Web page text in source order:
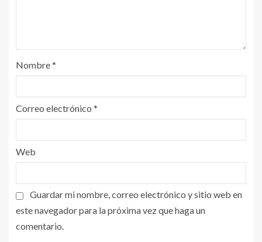
Nombre*
Correo electrónico *
Web
Guardar mi nombre, correo electrónico y sitio web en
este navegador para la próxima vez que haga un
comentario.